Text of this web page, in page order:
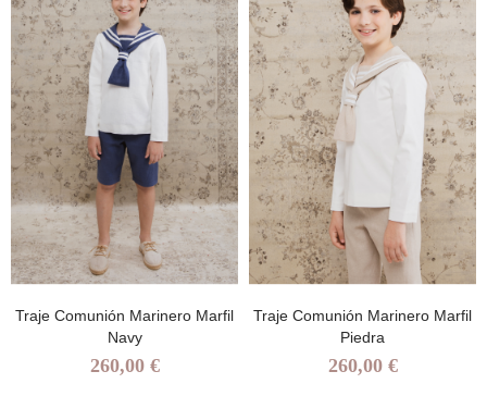
Traje Comunión Marinero Marfil
Navy
260,00 €
Traje Comunión Marinero Marfil
Piedra
260,00 €